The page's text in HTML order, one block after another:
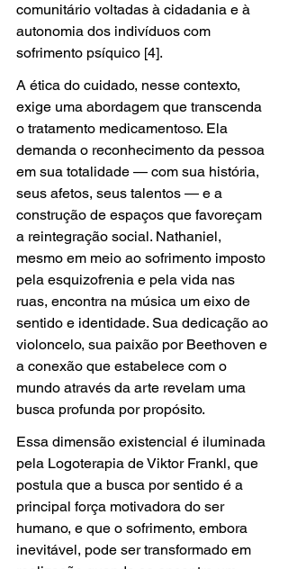
comunitário voltadas à cidadania e à
autonomia dos indivíduos com
sofrimento psíquico [4].
A ética do cuidado, nesse contexto,
exige uma abordagem que transcenda
o tratamento medicamentoso. Ela
demanda o reconhecimento da pessoa
em sua totalidade — com sua história,
seus afetos, seus talentos — e a
construção de espaços que favoreçam
a reintegração social. Nathaniel,
mesmo em meio ao sofrimento imposto
pela esquizofrenia e pela vida nas
ruas, encontra na música um eixo de
sentido e identidade. Sua dedicação ao
violoncelo, sua paixão por Beethoven e
a conexão que estabelece com o
mundo através da arte revelam uma
busca profunda por propósito.
Essa dimensão existencial é iluminada
pela Logoterapia de Viktor Frankl, que
postula que a busca por sentido é a
principal força motivadora do ser
humano, e que o sofrimento, embora
inevitável, pode ser transformado em